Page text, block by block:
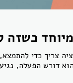
כשזה
צריך כדי
דורש הפעלה,